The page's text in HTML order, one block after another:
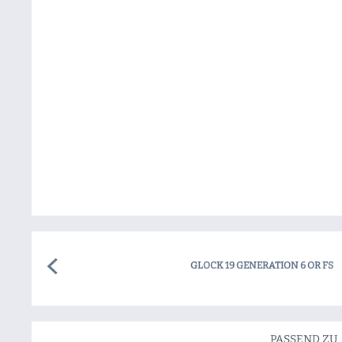
GLOCK 19 GENERATION 6 OR FS